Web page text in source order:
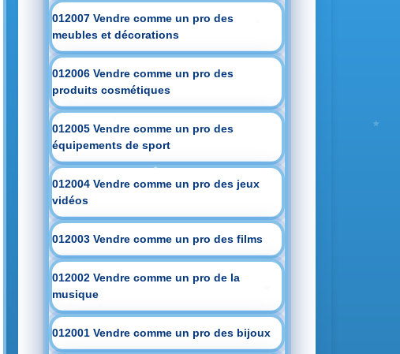
012007 Vendre comme un pro des
meubles et décorations
012006 Vendre comme un pro des
produits cosmétiques
012005 Vendre comme un pro des
équipements de sport
012004 Vendre comme un pro des jeux
vidéos
012003 Vendre comme un pro des films
012002 Vendre comme un pro de la
musique
012001 Vendre comme un pro des bijoux